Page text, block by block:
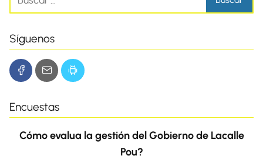
Síguenos
Encuestas
Cómo evalua la gestión del Gobierno de Lacalle
Pou?